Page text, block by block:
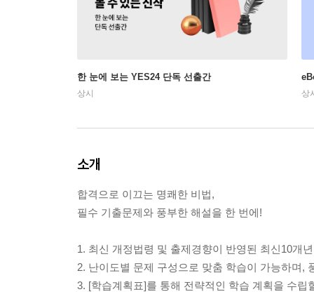
한 눈에 보는 YES24 단독 선출간
상시 상
소개
합격으로 이끄는 명쾌한 비법,
필수 기출문제와 풍부한 해설을 한 번에!
1. 최신 개정법령 및 출제경향이 반영된 최신10개
2. 난이도별 문제 구성으로 맞춤 학습이 가능하며,
3. [학습계획표]를 통해 전략적인 학습 계획을 수립